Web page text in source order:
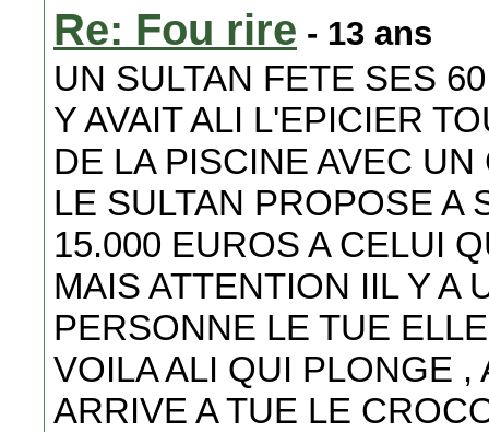
Re: Fou rire - 13 ans
UN SULTAN FETE SES
Y AVAIT ALI L'EPICIER
DE LA PISCINE AVEC
LE SULTAN PROPOSE A
15.000 EUROS A CELUI
MAIS ATTENTION IIL Y A
PERSONNE LE TUE
VOILA ALI QUI PLONGE ,
ARRIVE A TUE LE